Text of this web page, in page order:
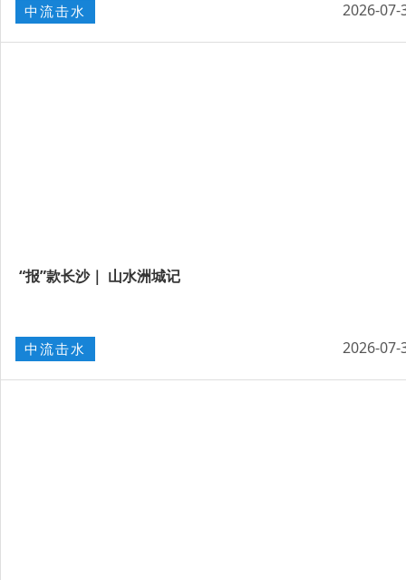
中流击水 2026-07-
“报”款长沙｜ 山水洲城记
中流击水 2026-07-